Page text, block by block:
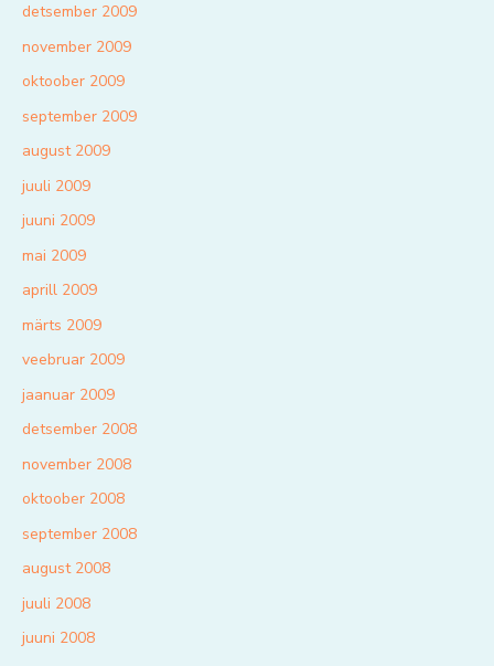
detsember 2009
november 2009
oktoober 2009
september 2009
august 2009
juuli 2009
juuni 2009
mai 2009
aprill 2009
märts 2009
veebruar 2009
jaanuar 2009
detsember 2008
november 2008
oktoober 2008
september 2008
august 2008
juuli 2008
juuni 2008